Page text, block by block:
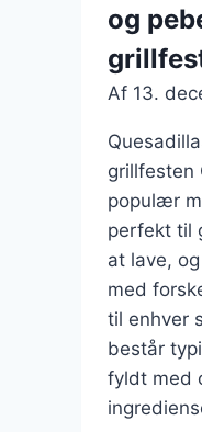
og
Af 13.
grillfesten
populær
perfekt til
at lave,
med
til enhver
består
fyldt med